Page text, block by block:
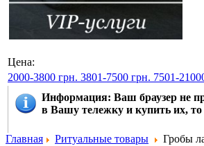
Цена:
2000-3800 грн. 3801-7500 грн. 7501-
Информация: Ваш браузер не
в Вашу тележку и купить их,
Главная Ритуальные товары Гробы